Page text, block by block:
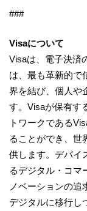
###
Visaについて
Visaは、電子決済
は、最も革新的で
界を結び、個人や
す。Visaが保有す
トワークである
ることができ、世
供します。デバイ
るデジタル・コマ
ノベーションの追
デジタルに移行し